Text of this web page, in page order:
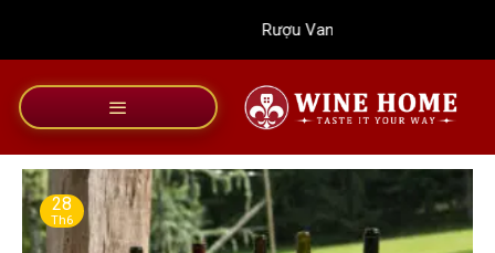
dung
Rượu Vang Wine Home
28
Th6